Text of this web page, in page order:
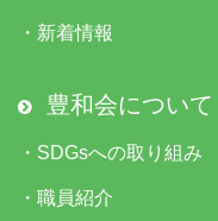
・ 新着情報
豊和会について
・ SDGsへの取り組み
・ 職員紹介